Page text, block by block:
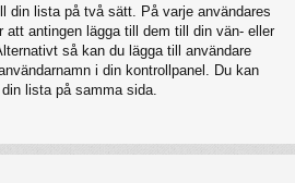
din lista på två sätt. På varje användares
att antingen lägga till dem till din vän- eller
så kan du lägga till användare
i din kontrollpanel. Du kan
lista på samma sida.